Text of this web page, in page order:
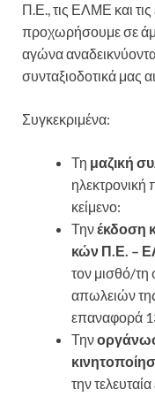
Π.Ε., τις ΕΛΜΕ και
προχωρήσουμε σε
αγώνα
συνταξιοδοτικά μας
Συγκεκριμένα:
Τη μαζική
ηλεκτρονική
κείμενο:
Τηνέκδοση
κών Π.Ε. –
τον μισθό/
απωλειών
επαναφορά
Την
την